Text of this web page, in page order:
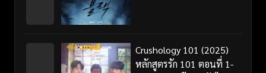
Crushology 101 (2025)
หลักสูตรรัก 101 ตอนที่ 1-